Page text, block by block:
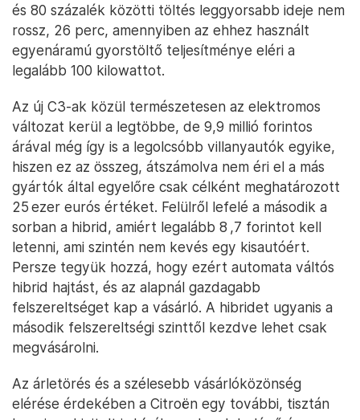
és 80 százalék közötti töltés leggyorsabb ideje nem
rossz, 26 perc, amennyiben az ehhez használt
egyenáramú gyorstöltő teljesítménye eléri a
legalább 100 kilowattot.
Az új C3-ak közül természetesen az elektromos
változat kerül a legtöbbe, de 9,9 millió forintos
árával még így is a legolcsóbb villanyautók egyike,
hiszen ez az összeg, átszámolva nem éri el a más
gyártók által egyelőre csak célként meghatározott
25 ezer eurós értéket. Felülről lefelé a második a
sorban a hibrid, amiért legalább 8 ,7 forintot kell
letenni, ami szintén nem kevés egy kisautóért.
Persze tegyük hozzá, hogy ezért automata váltós
hibrid hajtást, és az alapnál gazdagabb
felszereltséget kap a vásárló. A hibridet ugyanis a
második felszereltségi szinttől kezdve lehet csak
megvásárolni.
Az árletörés és a szélesebb vásárlóközönség
elérése érdekében a Citroën egy további, tisztán